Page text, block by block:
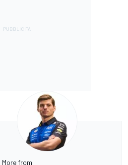
More from